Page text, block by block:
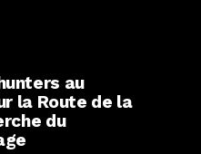
au
la Route de la
du